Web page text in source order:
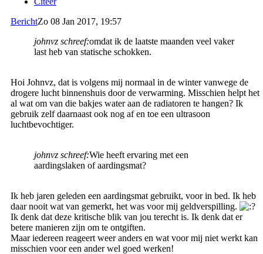
BerichtZo 08 Jan 2017, 19:57
johnvz schreef:omdat ik de laatste maanden veel vaker
last heb van statische schokken.
Hoi Johnvz, dat is volgens mij normaal in de winter vanwege de
drogere lucht binnenshuis door de verwarming. Misschien helpt het
al wat om van die bakjes water aan de radiatoren te hangen? Ik
gebruik zelf daarnaast ook nog af en toe een ultrasoon
luchtbevochtiger.
johnvz schreef:Wie heeft ervaring met een
aardingslaken of aardingsmat?
Ik heb jaren geleden een aardingsmat gebruikt, voor in bed. Ik heb
daar nooit wat van gemerkt, het was voor mij geldverspilling.
Ik denk dat deze kritische blik van jou terecht is. Ik denk dat er
betere manieren zijn om te ontgiften.
Maar iedereen reageert weer anders en wat voor mij niet werkt kan
misschien voor een ander wel goed werken!